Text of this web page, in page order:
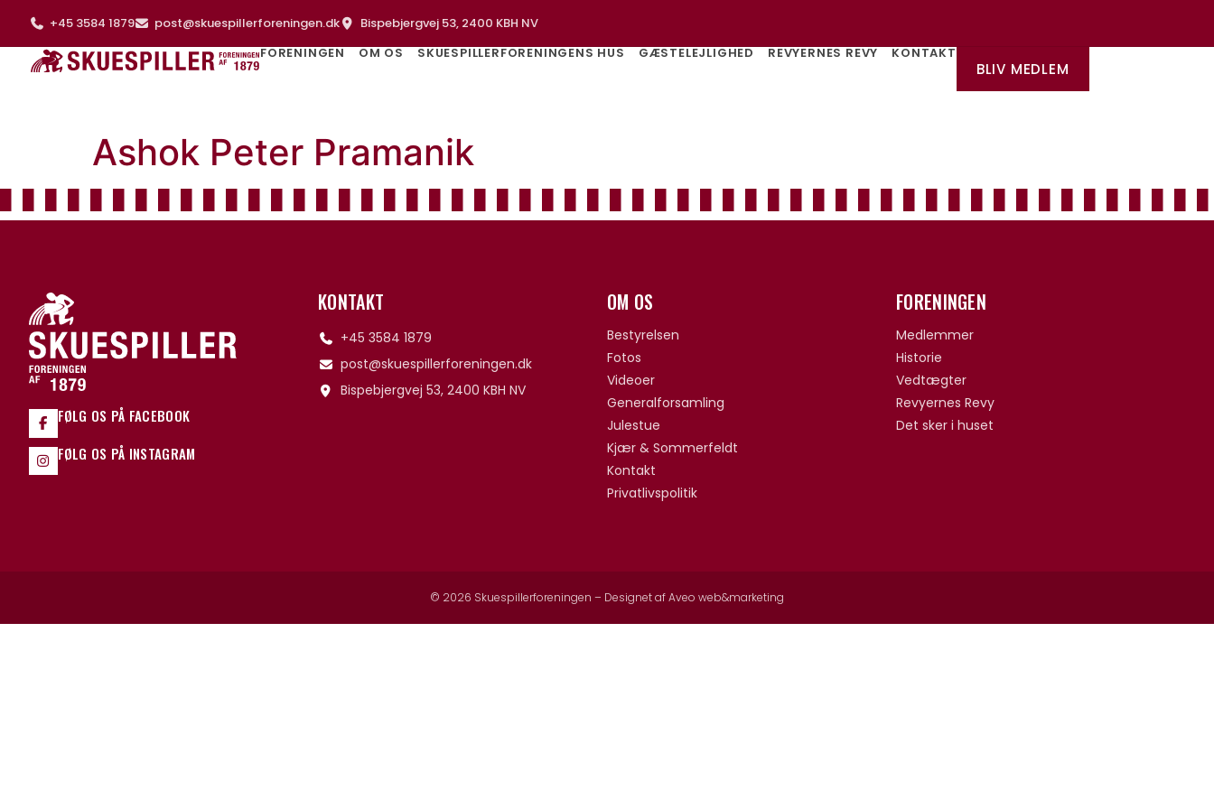
+45 3584 1879 post@skuespillerforeningen.dk
Bispebjergvej 53, 2400 KBH NV
FORENINGEN
OM OS SKUESPILLERFORENINGENS HUS GÆSTELEJLIGHED REVYERNES REVY KONTAKT
BLIV MEDLEM
Ashok Peter Pramanik
FØLG OS PÅ FACEBOOK
FØLG OS PÅ INSTAGRAM
KONTAKT
+45 3584 1879
post@skuespillerforeningen.dk
Bispebjergvej 53, 2400 KBH NV
OM OS
Bestyrelsen
Fotos
Videoer
Generalforsamling
Julestue
Kjær & Sommerfeldt
Kontakt
Privatlivspolitik
FORENINGEN
Medlemmer
Historie
Vedtægter
Revyernes Revy
Det sker i huset
© 2026 Skuespillerforeningen – Designet afAveo web&marketing